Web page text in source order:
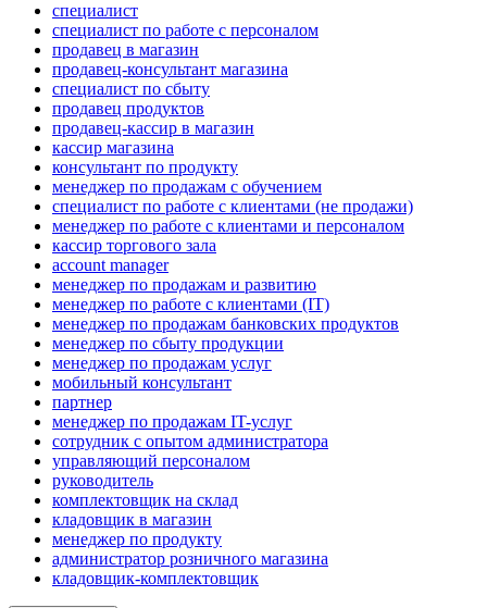
специалист
специалист по работе с персоналом
продавец в магазин
продавец-консультант магазина
специалист по сбыту
продавец продуктов
продавец-кассир в магазин
кассир магазина
консультант по продукту
менеджер по продажам с обучением
специалист по работе с клиентами (не продажи)
менеджер по работе с клиентами и персоналом
кассир торгового зала
account manager
менеджер по продажам и развитию
менеджер по работе с клиентами (IT)
менеджер по продажам банковских продуктов
менеджер по сбыту продукции
менеджер по продажам услуг
мобильный консультант
партнер
менеджер по продажам IT-услуг
сотрудник с опытом администратора
управляющий персоналом
руководитель
комплектовщик на склад
кладовщик в магазин
менеджер по продукту
администратор розничного магазина
кладовщик-комплектовщик